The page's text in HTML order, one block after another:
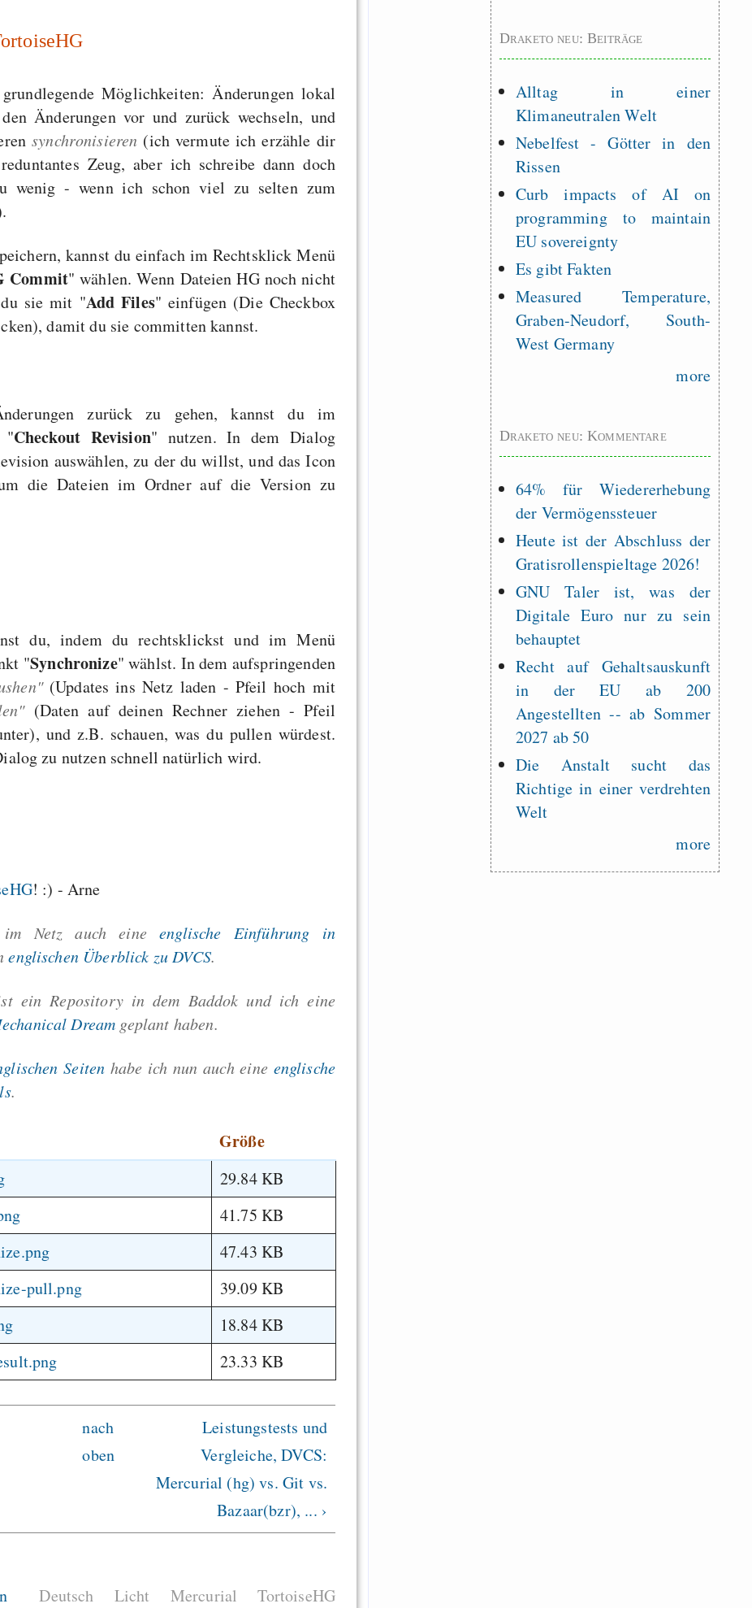
Möglichkeiten: Änderungen lokal
Änderungen vor und zurück wechseln, und
synchronisieren (ich vermute ich erzähle dir
Zeug, aber ich schreibe dann doch
wenig - wenn ich schon viel zu selten zum
kannst du einfach im Rechtsklick Menü
Commit" wählen. Wenn Dateien HG noch nicht
du sie mit "Add Files" einfügen (Die Checkbox
damit du sie committen kannst.
zurück zu gehen, kannst du im
"Checkout Revision" nutzen. In dem Dialog
auswählen, zu der du willst, und das Icon
die Dateien im Ordner auf die Version zu
du, indem du rechtsklickst und im Menü
"Synchronize" wählst. In dem aufspringenden
(Updates ins Netz laden - Pfeil hoch mit
(Daten auf deinen Rechner ziehen - Pfeil
und z.B. schauen, was du pullen würdest.
zu nutzen schnell natürlich wird.
! :) - Arne
Netz auch eineenglische Einführung in
englischen Überblick zu DVCS.
ein Repository in dem Baddok und ich eine
Dream geplant haben.
Seiten habe ich nun auch eine englische
.
Größe
29.84 KB
41.75 KB
47.43 KB
pull.png
39.09 KB
18.84 KB
23.33 KB
nach
oben
Leistungstests und
Vergleiche, DVCS:
Mercurial (hg) vs. Git vs.
Bazaar(bzr), ... ›
Deutsch Licht Mercurial TortoiseHG
Draketo neu: Beiträge
Alltag in einer
Klimaneutralen Welt
Nebelfest - Götter in den
Rissen
Curb impacts of AI on
programming to maintain
EU sovereignty
Es gibt Fakten
Measured Temperature,
Graben-Neudorf, South-
West Germany
more
Draketo neu: Kommentare
64% für Wiedererhebung
der Vermögenssteuer
Heute ist der Abschluss der
Gratisrollenspieltage 2026!
GNU Taler ist, was der
Digitale Euro nur zu sein
behauptet
Recht auf Gehaltsauskunft
in der EU ab 200
Angestellten -- ab Sommer
2027 ab 50
Die Anstalt sucht das
Richtige in einer verdrehten
Welt
more